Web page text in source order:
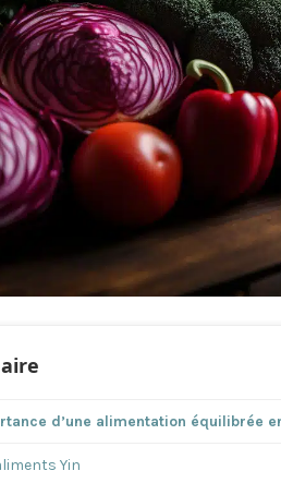
d’une alimentation équilibrée
Yin